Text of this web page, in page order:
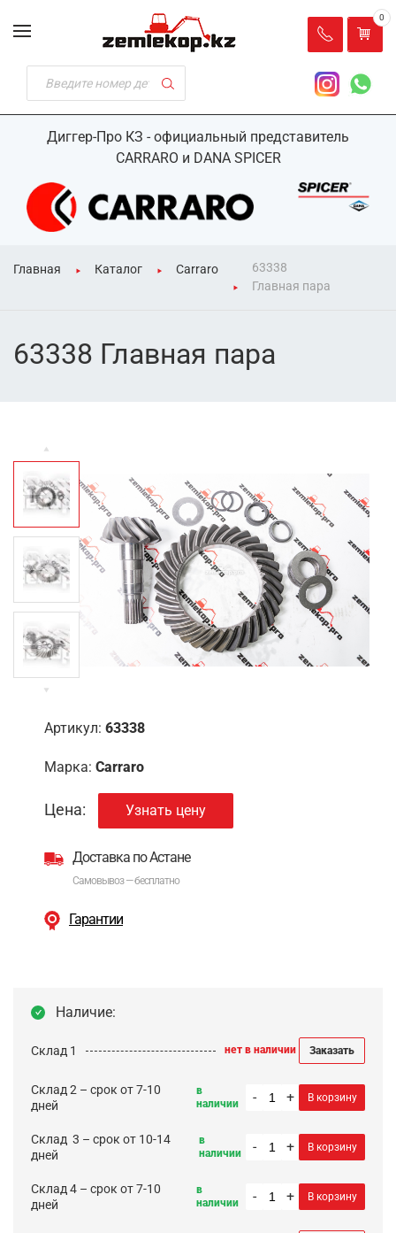
Диггер-Про КЗ - официальный представитель
CARRARO и DANA SPICER
0
Главная Каталог Carraro
63338
Главная пара
63338 Главная пара
Артикул: 63338
Марка: Carraro
Цена: Узнать цену
Доставка по Астане
Самовывоз — бесплатно
Гарантии
Наличие:
Склад 1 нет в наличии Заказать
Склад 2 – срок от 7-10
дней
в
наличии
- + В корзину
Cклад 3 – срок от 10-14
дней
в
наличии
- + В корзину
Склад 4 – срок от 7-10
дней
в
наличии
- + В корзину